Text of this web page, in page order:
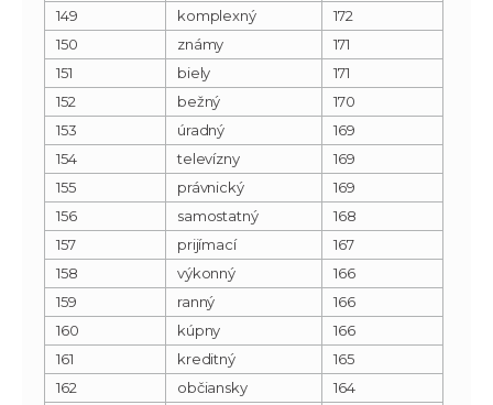
149
komplexný
172
150
známy
171
151
biely
171
152
bežný
170
153
úradný
169
154
televízny
169
155
právnický
169
156
samostatný
168
157
prijímací
167
158
výkonný
166
159
ranný
166
160
kúpny
166
161
kreditný
165
162
občiansky
164